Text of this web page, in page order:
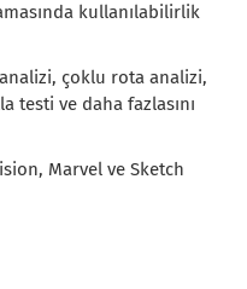
kullanılabilirlik
çoklu rota analizi,
testi ve daha fazlasını
Marvel ve Sketch